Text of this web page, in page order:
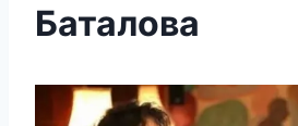
Баталова